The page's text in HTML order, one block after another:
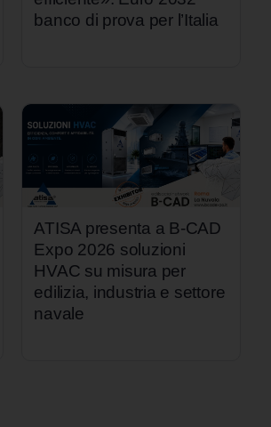
banco di prova per l’Italia
ATISA presenta a B-CAD
Expo 2026 soluzioni
HVAC su misura per
edilizia, industria e settore
navale